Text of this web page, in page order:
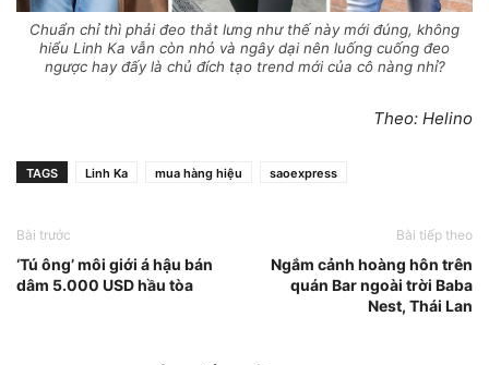
Chuẩn chỉ thì phải đeo thắt lưng như thế này mới đúng, không
hiểu Linh Ka vẫn còn nhỏ và ngây dại nên luống cuống đeo
ngược hay đấy là chủ đích tạo trend mới của cô nàng nhỉ?
Theo: Helino
TAGS Linh Ka mua hàng hiệu saoexpress
Bài trước
‘Tú ông’ môi giới á hậu bán
dâm 5.000 USD hầu tòa
Bài tiếp theo
Ngắm cảnh hoàng hôn trên
quán Bar ngoài trời Baba
Nest, Thái Lan